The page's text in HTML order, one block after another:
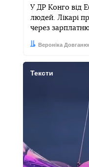
У ДР Конго від
людей. Лікарі
через
Автор:
Вероніка
Дата:
Тексти